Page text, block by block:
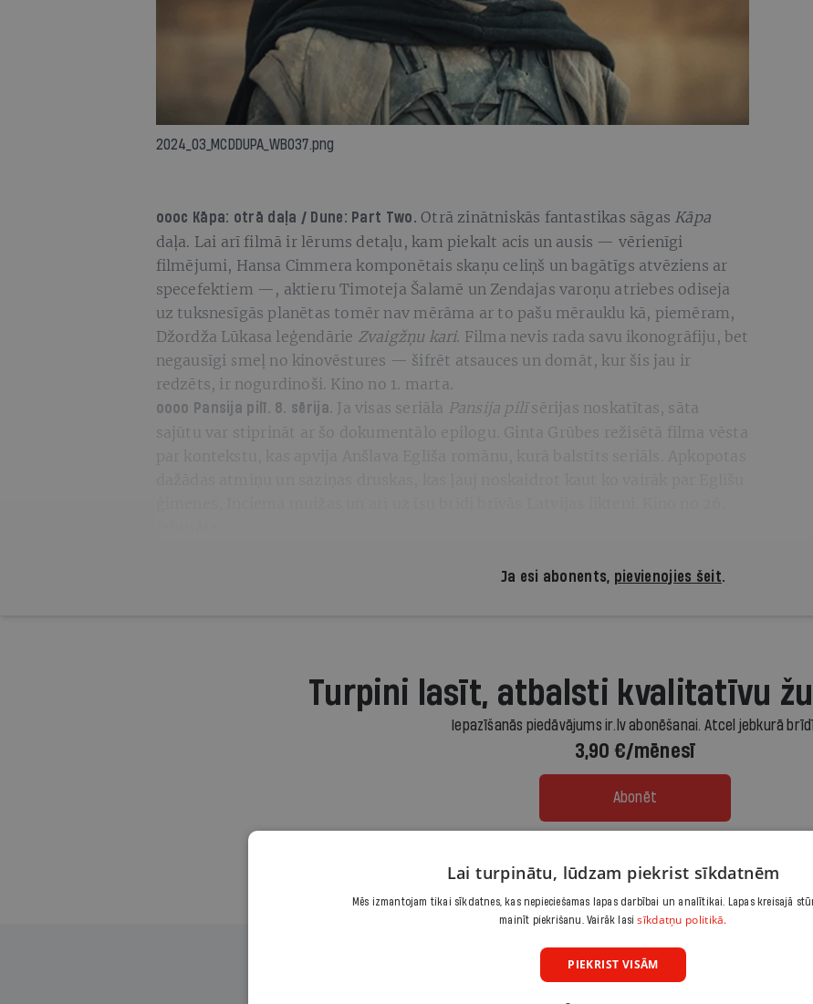
2024_03_MCDDUPA_WB037.png
oooc Kāpa: otrā daļa / Dune: Part Two.Otrā zinātniskās fantastikas sāgas Kāpa
daļa. Lai arī filmā ir lērums detaļu, kam piekalt acis un ausis — vērienīgi
filmējumi, Hansa Cimmera komponētais skaņu celiņš un bagātīgs atvēziens ar
specefektiem —, aktieru Timoteja Šalamē un Zendajas varoņu atriebes odiseja
uz tuksnesīgās planētas tomēr nav mērāma ar to pašu mērauklu kā, piemēram,
Džordža Lūkasa leģendārie Zvaigžņu kari. Filma nevis rada savu ikonogrāfiju, bet
negausīgi smeļ no kinovēstures — šifrēt atsauces un domāt, kur šis jau ir
redzēts, ir nogurdinoši. Kino no 1. marta.
oooo Pansija pilī. 8. sērija. Ja visas seriāla Pansija pilīsērijas noskatītas, sāta
sajūtu var stiprināt ar šo dokumentālo epilogu. Ginta Grūbes režisētā filma vēsta
Ja esi abonents, pievienojies šeit.
Turpini lasīt, atbalsti kvalitatīvu
Iepazīšanās piedāvājums ir.lv abonēšanai. Atcel jebkurā
3,90 €/mēnesī
Abonēt
Lai turpinātu, lūdzam piekrist sīkdatnēm
Mēs izmantojam tikai sīkdatnes, kas nepieciešamas lapas darbībai un analītikai. Lapas kreisajā
mainīt piekrišanu. Vairāk lasisīkdatņu politikā.
PIEKRIST VISĀM